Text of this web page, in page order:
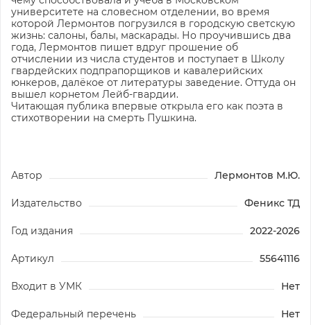
университете на словесном отделении, во время
которой Лермонтов погрузился в городскую светскую
жизнь: салоны, балы, маскарады. Но проучившись два
года, Лермонтов пишет вдруг прошение об
отчислении из числа студентов и поступает в Школу
гвардейских подпрапорщиков и кавалерийских
юнкеров, далёкое от литературы заведение. Оттуда он
вышел корнетом Лейб-гвардии.
Читающая публика впервые открыла его как поэта в
стихотворении на смерть Пушкина.
Автор Лермонтов М.Ю.
Издательство Феникс ТД
Год издания 2022-2026
Артикул 55641116
Входит в УМК Нет
Федеральный перечень Нет